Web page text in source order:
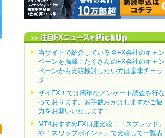
当サイトで紹介している全FX会社のキャン
ペーンを掲載！たくさんのFX会社のキャン
ペーンから比較検討したい方は是非チェッ
ク！
ザイFX！では簡単なアンケート調査を行な
っております。お手数おかけしますがご協
力をお願いいたします！
MT4おすすめFX口座比較！「スプレッド」
や「スワップポイント」で比較して一覧表